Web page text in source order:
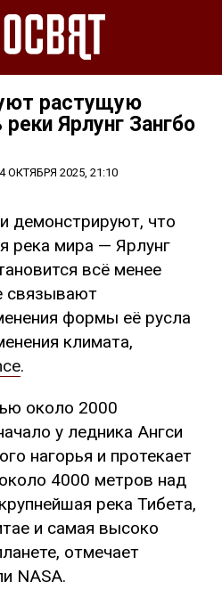
растущую
Ярлунг Зангбо
ОКТЯБРЯ 2025, 21:10
демонстрируют, что
река мира — Ярлунг
всё менее
связывают
формы её русла
климата,
.
около 2000
у ледника Ангси
нагорья и протекает
4000 метров над
река Тибета,
и самая высоко
отмечает
NASA.